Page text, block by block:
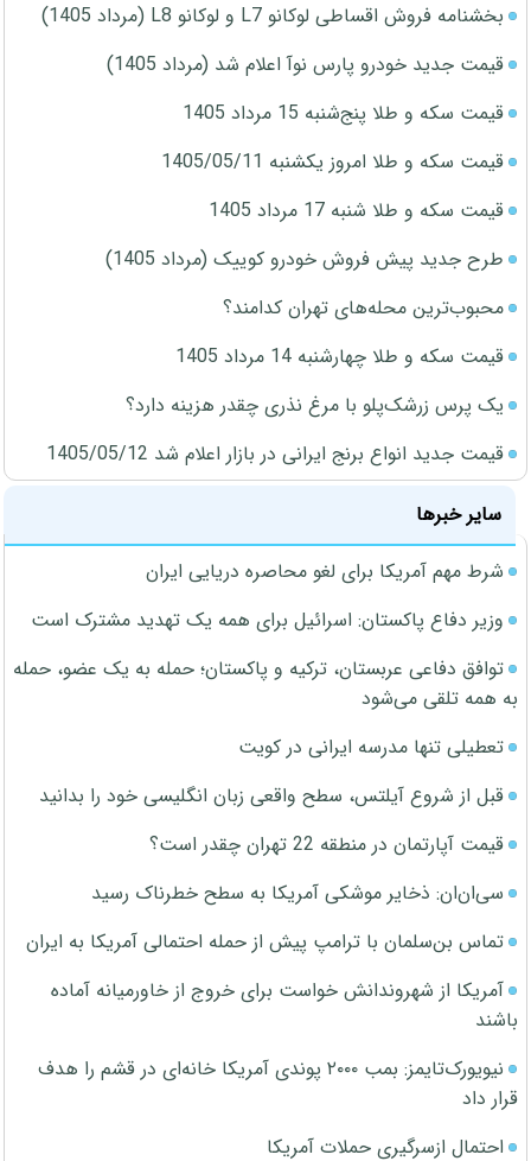
بخشنامه فروش اقساطی لوکانو L7 و لوکانو L8 (مرداد 1405)
قیمت جدید خودرو پارس نوآ اعلام شد (مرداد 1405)
قیمت سکه و طلا پنج‌شنبه 15 مرداد 1405
قیمت سکه و طلا امروز یکشنبه 1405/05/11
قیمت سکه و طلا شنبه 17 مرداد 1405
طرح جدید پیش فروش خودرو کوییک (مرداد 1405)
محبوب‌ترین محله‌های تهران کدامند؟
قیمت سکه و طلا چهارشنبه 14 مرداد 1405
یک پرس زرشک‌پلو با مرغ نذری چقدر هزینه دارد؟
قیمت جدید انواع برنج ایرانی در بازار اعلام شد 1405/05/12
سایر خبرها
شرط مهم آمریکا برای لغو محاصره دریایی ایران
وزیر دفاع پاکستان: اسرائیل برای همه یک تهدید مشترک است
توافق دفاعی عربستان، ترکیه و پاکستان؛ حمله به یک عضو، حمله
به همه تلقی می‌شود
تعطیلی تنها مدرسه ایرانی در کویت
قبل از شروع آیلتس، سطح واقعی زبان انگلیسی خود را بدانید
قیمت آپارتمان در منطقه 22 تهران چقدر است؟
سی‌ان‌ان: ذخایر موشکی آمریکا به سطح خطرناک رسید
تماس بن‌سلمان با ترامپ پیش از حمله احتمالی آمریکا به ایران
آمریکا از شهروندانش خواست برای خروج از خاورمیانه آماده
باشند
نیویورک‌تایمز: بمب ۲۰۰۰ پوندی آمریکا خانه‌ای در قشم را هدف
قرار داد
احتمال ازسرگیری حملات آمریکا